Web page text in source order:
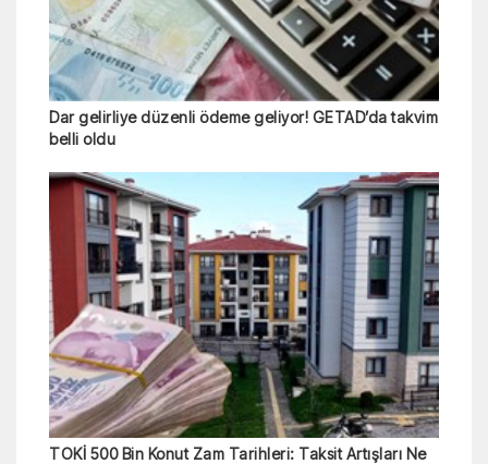
Dar gelirliye düzenli ödeme geliyor! GETAD’da takvim
belli oldu
TOKİ 500 Bin Konut Zam Tarihleri: Taksit Artışları Ne